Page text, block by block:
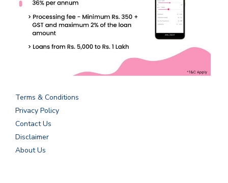
Terms & Conditions
Privacy Policy
Contact Us
Disclaimer
About Us